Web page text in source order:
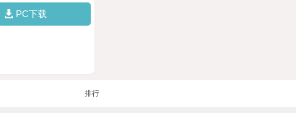
PC下载
排行